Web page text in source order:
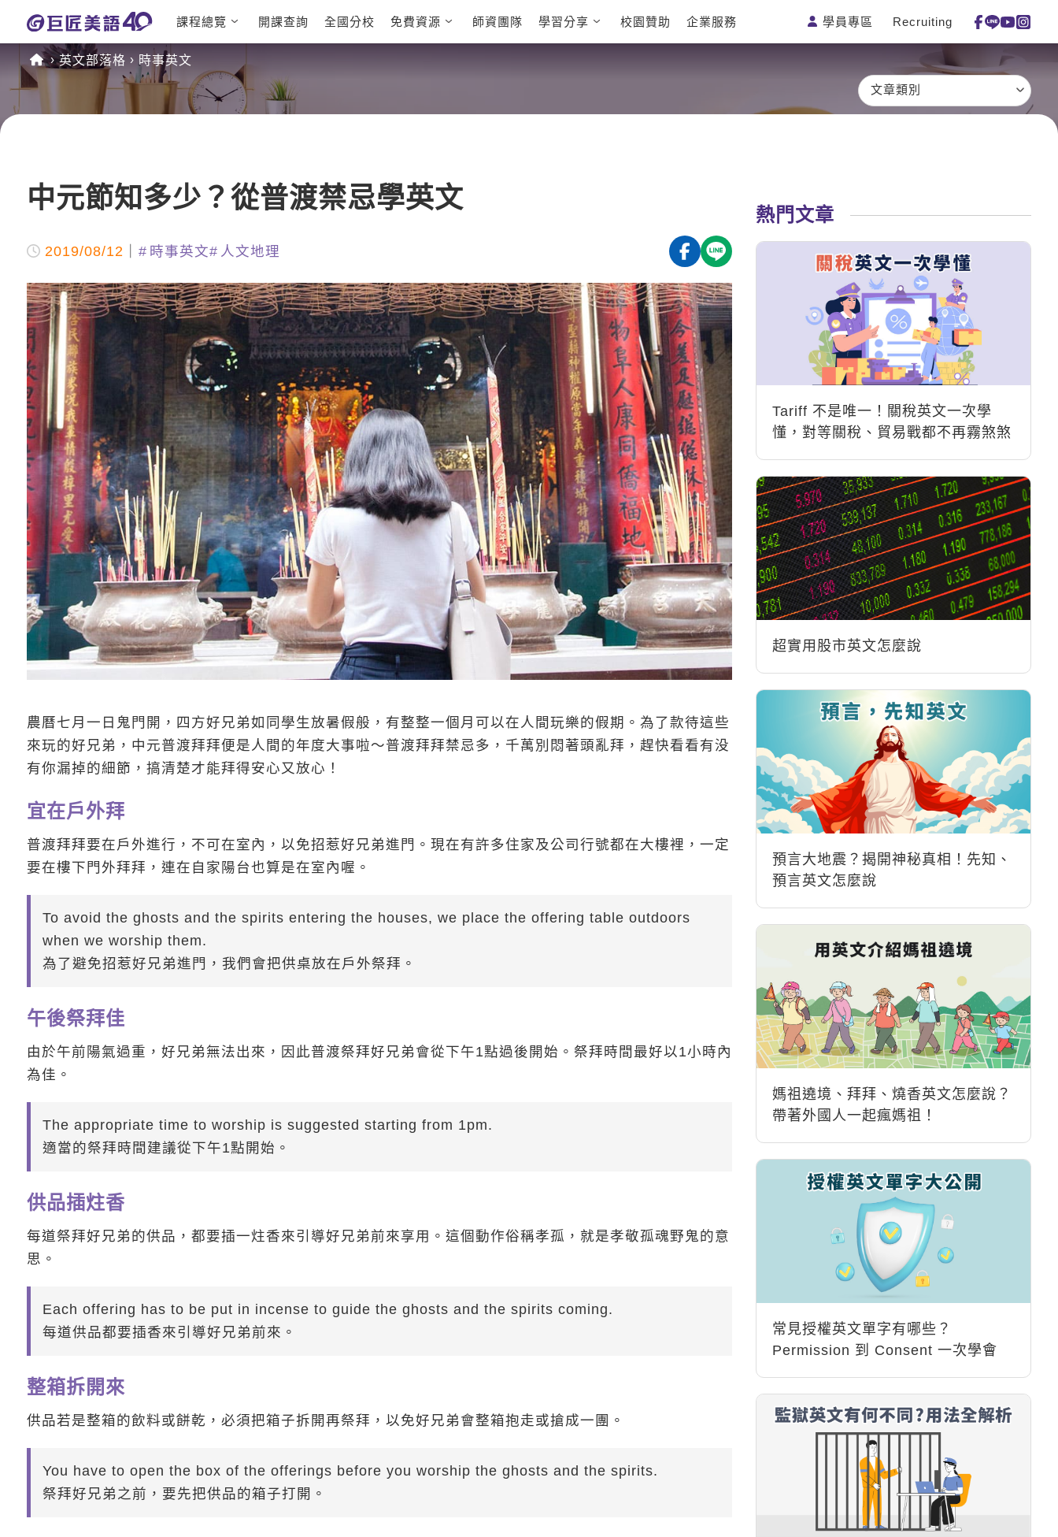
課程總覽
日語課程總
英文課程總
表
TOEFL 托福課程
Cengage TED
Talks
英語俱樂
日語
韓語
一對一家教
企業訓練
開課查詢 全國分校 免費資源 師資團隊 學習分享 校園贊助 企業服務 學員專區 Recruiting
英文部落格 時事英文
文章類別
中元節知多少？從普渡禁忌學英文
2019/08/12 時事英文 人文地理
農曆七月一日鬼門開，四方好兄弟如同學生放暑假般，有整整一個月可以在人間玩樂的假期。為了款待這些
來玩的好兄弟，中元普渡拜拜便是人間的年度大事啦～普渡拜拜禁忌多，千萬別悶著頭亂拜，趕快看看有没
有你漏掉的細節，搞清楚才能拜得安心又放心！
宜在戶外拜
普渡拜拜要在戶外進行，不可在室內，以免招惹好兄弟進門。現在有許多住家及公司行號都在大樓裡，一定
要在樓下門外拜拜，連在自家陽台也算是在室內喔。
To avoid the ghosts and the spirits entering the houses, we place the offering table outdoors
when we worship them.
為了避免招惹好兄弟進門，我們會把供桌放在戶外祭拜。
午後祭拜佳
由於午前陽氣過重，好兄弟無法出來，因此普渡祭拜好兄弟會從下午1點過後開始。祭拜時間最好以1小時內
為佳。
The appropriate time to worship is suggested starting from 1pm.
適當的祭拜時間建議從下午1點開始。
供品插炷香
每道祭拜好兄弟的供品，都要插一炷香來引導好兄弟前來享用。這個動作俗稱孝孤，就是孝敬孤魂野鬼的意
思。
Each offering has to be put in incense to guide the ghosts and the spirits coming.
每道供品都要插香來引導好兄弟前來。
整箱拆開來
供品若是整箱的飲料或餅乾，必須把箱子拆開再祭拜，以免好兄弟會整箱抱走或搶成一團。
You have to open the box of the offerings before you worship the ghosts and the spirits.
祭拜好兄弟之前，要先把供品的箱子打開。
熱門文章
Tariff 不是唯一！關稅英文一次學
懂，對等關稅、貿易戰都不再霧煞煞
超實用股市英文怎麼說
預言大地震？揭開神秘真相！先知、
預言英文怎麼說
媽祖遶境、拜拜、燒香英文怎麼說？
帶著外國人一起瘋媽祖！
常見授權英文單字有哪些？
Permission 到 Consent 一次學會